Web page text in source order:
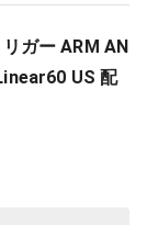
ガー ARM AN
US 配